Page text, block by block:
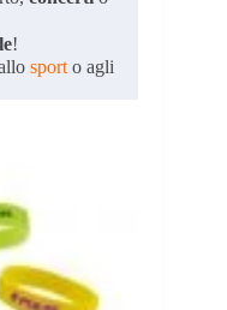
!
sport o agli